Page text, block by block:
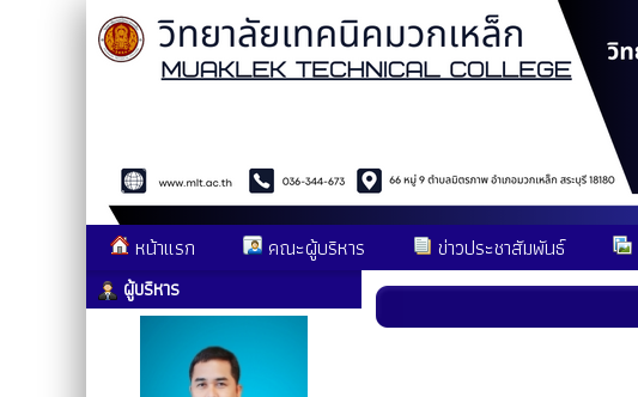
หน้าแรก คณะผู้บริหาร ข่าวประชาสัมพันธ์
ผู้บริหาร